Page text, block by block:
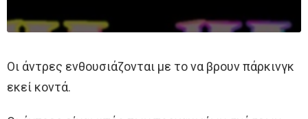
Οι άντρες ενθουσιάζονται με το να βρουν πάρκινγκ
εκεί κοντά.